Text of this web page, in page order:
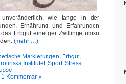
unveränderlich, wie lange in der
Ernährung und Erfahrungen
Erbgut eineiiger Zwillinge umso
(mehr …)
Markierungen, Erbgut,
Institutet, Sport, Stress,
1 Kommentar »